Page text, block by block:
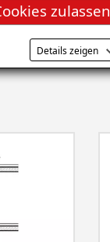
zulassen
Details zeigen